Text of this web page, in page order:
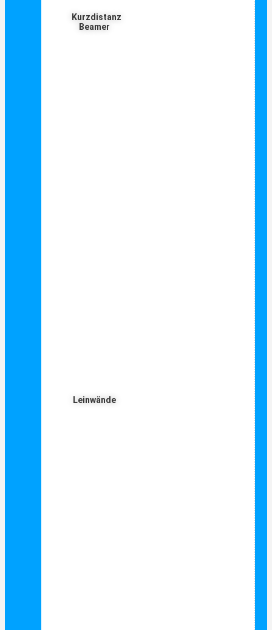
Kurzdistanz
Beamer
Leinwände